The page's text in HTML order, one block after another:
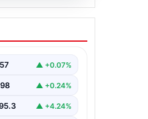
ve
Mücadele
düzenlenen
kaçakçılık ve
mücadele
▲ +0.07%
▲ +0.24%
▲ +4.24%